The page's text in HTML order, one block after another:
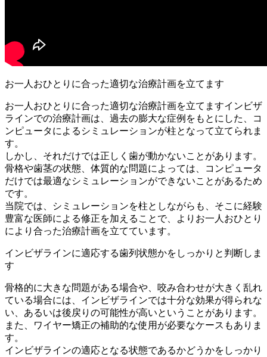
お一人おひとりに合った適切な治療計画を立てます
お一人おひとりに合った適切な治療計画を立てますインビザ
ラインでの治療計画は、過去の膨大な症例をもとにした、コ
ンピュータによるシミュレーションが柱となって立てられま
す。
しかし、それだけでは正しく歯が動かないことがあります。
骨格や歯茎の状態、体質的な問題によっては、コンピュータ
だけでは最適なシミュレーションができないことがあるため
です。
当院では、シミュレーションを柱としながらも、そこに経験
豊富な医師による修正を加えることで、よりお一人おひとり
により合った治療計画を立てています。
インビザラインに適応する歯列状態かをしっかりと判断しま
す
骨格的に大きな問題がある場合や、咬み合わせが大きく乱れ
ている場合には、インビザラインでは十分な効果が得られな
い、あるいは後戻りの可能性が高いということがあります。
また、ワイヤー矯正の補助的な使用が必要なケースもありま
す。
インビザラインの適応となる状態であるかどうかをしっかり